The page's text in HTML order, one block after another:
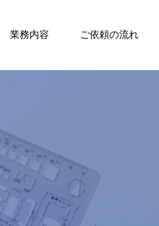
業務内容 ご依頼の流れ